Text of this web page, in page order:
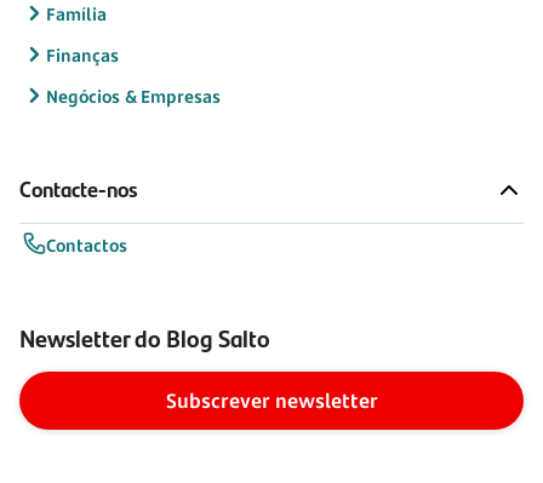
Família
Finanças
Negócios & Empresas
Contacte-nos
Contactos
Newsletter do Blog Salto
Subscrever newsletter